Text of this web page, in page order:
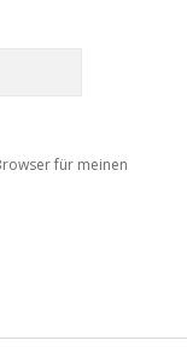
für meinen